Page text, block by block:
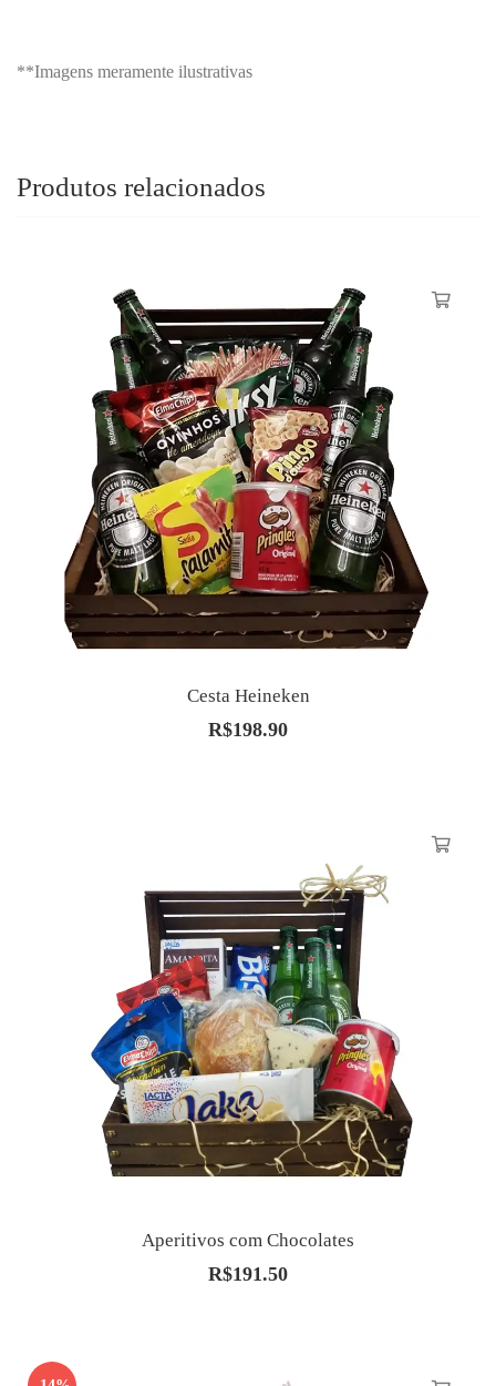
**Imagens meramente ilustrativas
Produtos relacionados
Cesta Heineken
R$198.90
Aperitivos com Chocolates
R$191.50